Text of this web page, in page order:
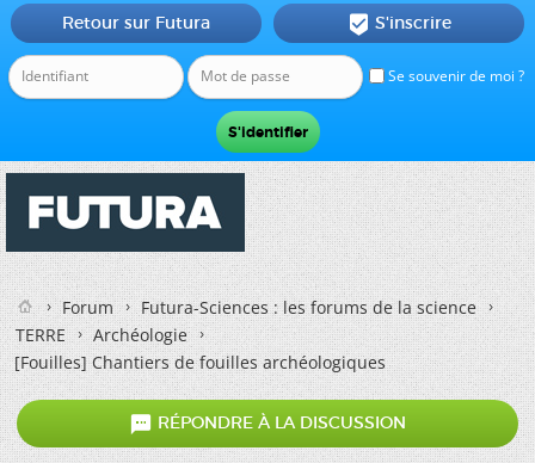
Se souvenir de moi ?
Retour sur Futura  S'inscrire
Forum
Futura-Sciences : les forums de la science
TERRE
Archéologie
[Fouilles] Chantiers de fouilles archéologiques
 RÉPONDRE À LA DISCUSSION